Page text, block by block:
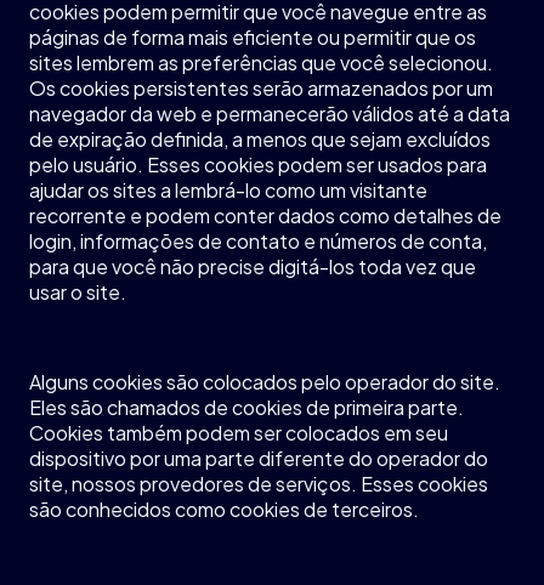
cookiespodempermitirquevocênavegue entre as
páginasde formamais eficienteoupermitirqueos
siteslembremaspreferênciasquevocêselecionou.
Oscookiespersistentesserãoarmazenadosporum
navegadorda web epermanecerãoválidosatéa data
de expiraçãodefinida, amenosquesejam excluídos
pelousuário. Esses cookiespodemserusadospara
ajudarossites alembrá-locomoumvisitante
recorrente epodemconterdadoscomodetalhesde
login,informaçõesdecontato enúmerosdeconta,
para quevocênãoprecisedigitá-los todavezque
usar o site.
Algunscookiessãocolocadospelooperadordo site.
Elessãochamadosde cookies deprimeiraparte.
Cookies tambémpodemsercolocados emseu
dispositivoporumapartediferentedooperadordo
site,nossosprovedores deserviços. Esses cookies
sãoconhecidoscomocookies de terceiros.